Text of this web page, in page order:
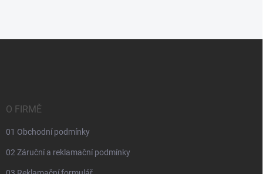
O FIRMĚ
01 Obchodní podmínky
02 Záruční a reklamační podmínky